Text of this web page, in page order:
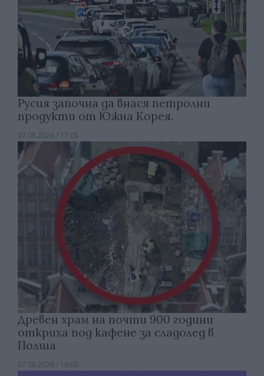
Русия започна да внася петролни
продукти от Южна Корея.
07.08.2026 / 17:05
Древен храм на почти 900 години
откриха под кафене за сладолед в
Полша
07.08.2026 / 16:00